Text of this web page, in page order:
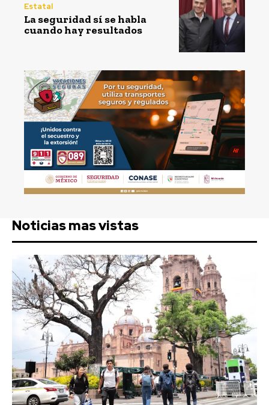
Estatal
La seguridad sí se habla
cuando hay resultados
Noticias mas vistas